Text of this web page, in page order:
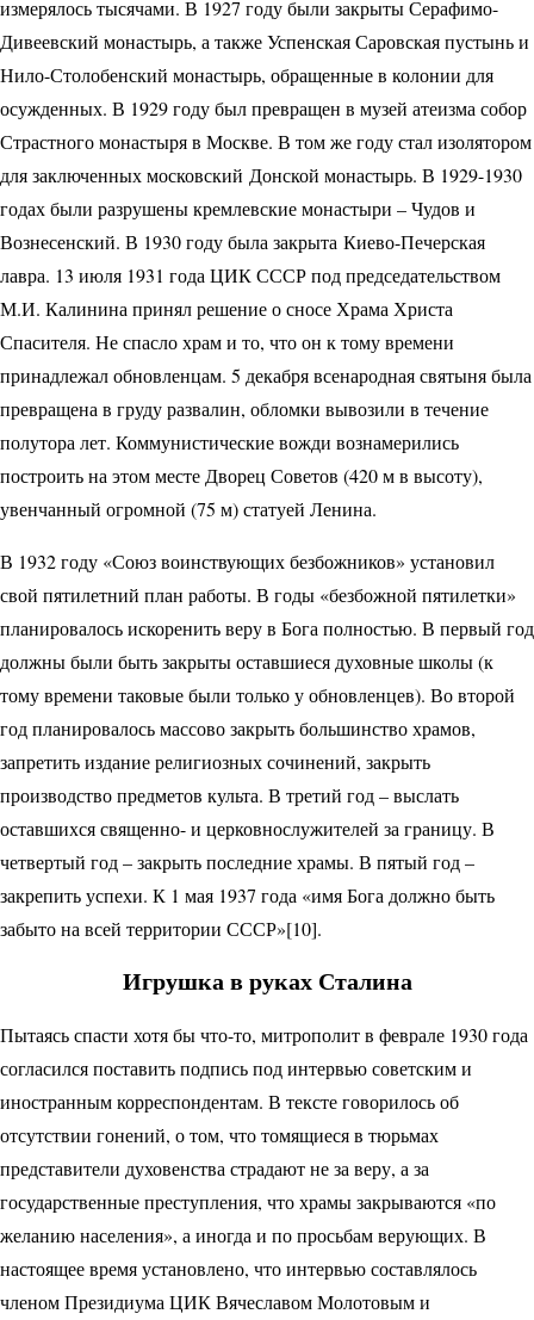
измерялось тысячами. В 1927 году были закрыты Серафимо-
Дивеевский монастырь, а также Успенская Саровская пустынь и
Нило-Столобенский монастырь, обращенные в колонии для
осужденных. В 1929 году был превращен в музей атеизма собор
Страстного монастыря в Москве. В том же году стал изолятором
для заключенных московский Донской монастырь. В 1929-1930
годах были разрушены кремлевские монастыри – Чудов и
Вознесенский. В 1930 году была закрыта Киево-Печерская
лавра. 13 июля 1931 года ЦИК СССР под председательством
М.И. Калинина принял решение о сносе Храма Христа
Спасителя. Не спасло храм и то, что он к тому времени
принадлежал обновленцам. 5 декабря всенародная святыня была
превращена в груду развалин, обломки вывозили в течение
полутора лет. Коммунистические вожди вознамерились
построить на этом месте Дворец Советов (420 м в высоту),
увенчанный огромной (75 м) статуей Ленина.
В 1932 году «Союз воинствующих безбожников» установил
свой пятилетний план работы. В годы «безбожной пятилетки»
планировалось искоренить веру в Бога полностью. В первый год
должны были быть закрыты оставшиеся духовные школы (к
тому времени таковые были только у обновленцев). Во второй
год планировалось массово закрыть большинство храмов,
запретить издание религиозных сочинений, закрыть
производство предметов культа. В третий год – выслать
оставшихся священно- и церковнослужителей за границу. В
четвертый год – закрыть последние храмы. В пятый год –
закрепить успехи. К 1 мая 1937 года «имя Бога должно быть
забыто на всей территории СССР»[10].
Игрушка в руках Сталина
Пытаясь спасти хотя бы что-то, митрополит в феврале 1930 года
согласился поставить подпись под интервью советским и
иностранным корреспондентам. В тексте говорилось об
отсутствии гонений, о том, что томящиеся в тюрьмах
представители духовенства страдают не за веру, а за
государственные преступления, что храмы закрываются «по
желанию населения», а иногда и по просьбам верующих. В
настоящее время установлено, что интервью составлялось
членом Президиума ЦИК Вячеславом Молотовым и